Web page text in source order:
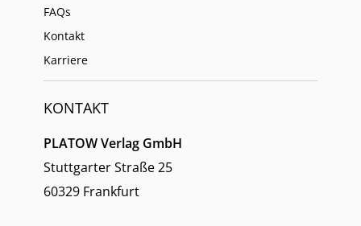
FAQs
Kontakt
Karriere
KONTAKT
PLATOW Verlag GmbH
Stuttgarter Straße 25
60329 Frankfurt